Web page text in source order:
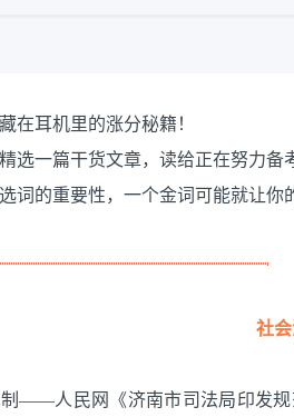
在耳机里的涨分秘籍！
选一篇干货文章，读给正在努力备
词的重要性，一个金词可能就让你
社
——人民网《济南市司法局印发